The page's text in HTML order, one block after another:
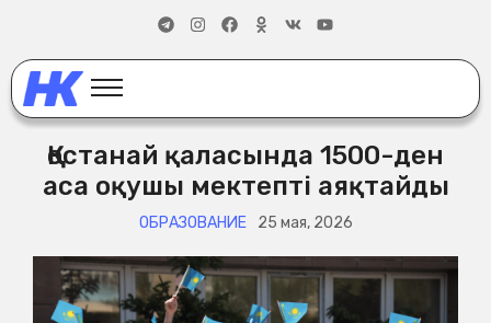
Қостанай қаласында 1500-ден
аса оқушы мектепті аяқтайды
ОБРАЗОВАНИЕ 25 мая, 2026